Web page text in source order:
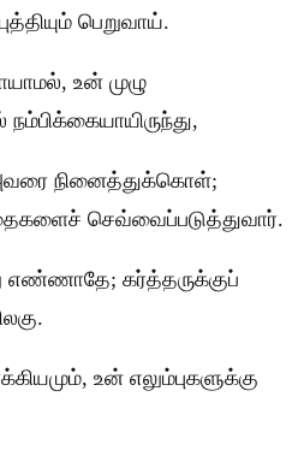
பெறுவாய்.
உன் முழு
நினைத்துக்கொள்;
செவ்வைப்படுத்துவார்.
கர்த்தருக்குப்
உன் எலும்புகளுக்கு